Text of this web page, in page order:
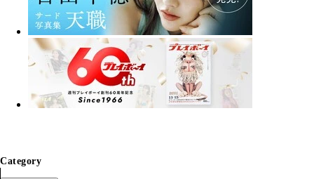
Category